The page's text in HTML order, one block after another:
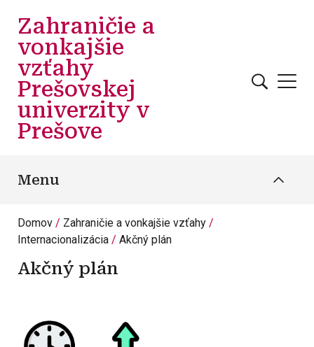
Zahraničie a
vonkajšie
vzťahy
Prešovskej
univerzity v
Prešove
Menu
Domov
Zahraničie a vonkajšie vzťahy
Internacionalizácia
Akčný plán
Akčný plán